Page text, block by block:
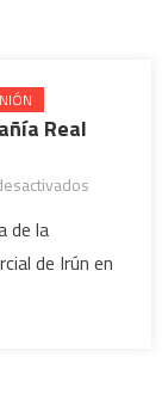
Real
de la
de la
de Irún en